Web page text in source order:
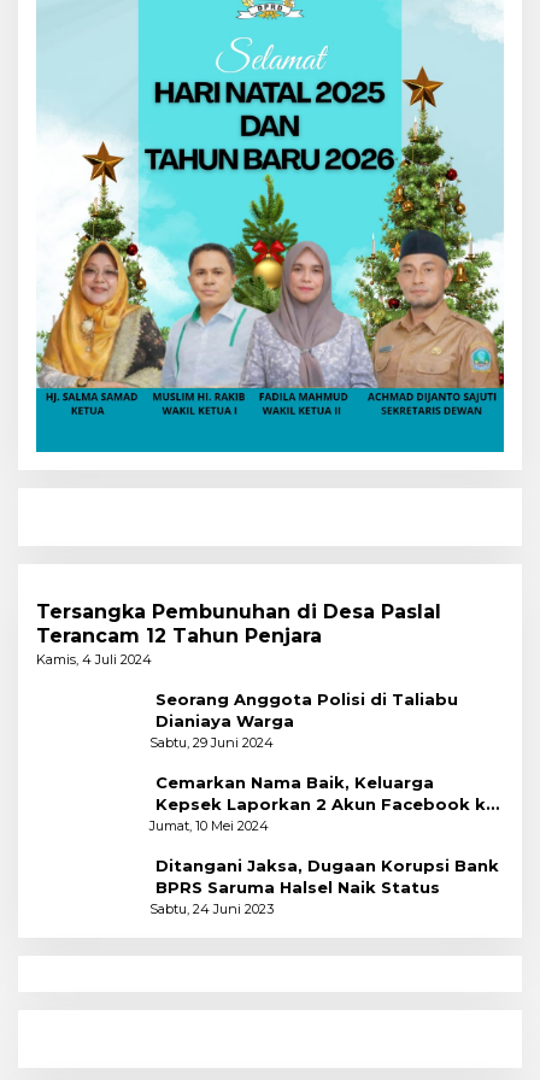
Tersangka Pembunuhan di Desa Paslal
Terancam 12 Tahun Penjara
Kamis, 4 Juli 2024
Seorang Anggota Polisi di Taliabu
Dianiaya Warga
Sabtu, 29 Juni 2024
Cemarkan Nama Baik, Keluarga
Kepsek Laporkan 2 Akun Facebook ke
Polres
Jumat, 10 Mei 2024
Ditangani Jaksa, Dugaan Korupsi Bank
BPRS Saruma Halsel Naik Status
Sabtu, 24 Juni 2023